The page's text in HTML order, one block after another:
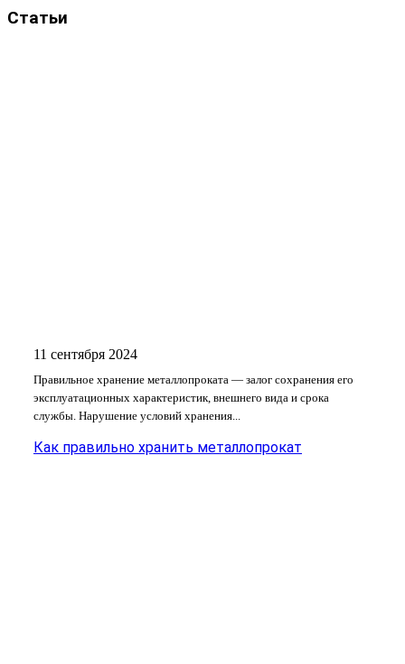
Статьи
11 сентября 2024
Правильное хранение металлопроката — залог сохранения его
эксплуатационных характеристик, внешнего вида и срока
службы. Нарушение условий хранения...
Как правильно хранить металлопрокат